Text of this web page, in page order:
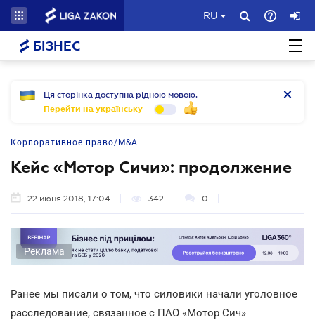
RU
БІЗНЕС
Ця сторінка доступна рідною мовою.
Перейти на українську
Корпоративное право/M&A
Кейс «Мотор Сичи»: продолжение
22 июня 2018, 17:04 342 0
Реклама
Ранее мы писали о том, что силовики начали уголовное
расследование, связанное с ПАО «Мотор Сич»